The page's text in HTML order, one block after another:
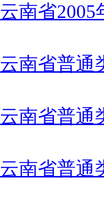
云南省2005
云南省普通
云南省普通
云南省普通